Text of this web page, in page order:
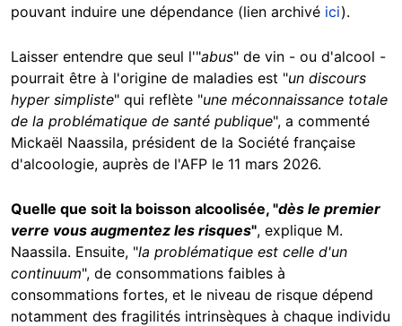
pouvant induire une dépendance (lien archivé ici).
Laisser entendre que seul l'"abus" de vin - ou d'alcool -
pourrait être à l'origine de maladies est "un discours
hyper simpliste" qui reflète "une méconnaissance totale
de la problématique de santé publique", a commenté
Mickaël Naassila, président de la Société française
d'alcoologie, auprès de l'AFP le 11 mars 2026.
Quelle que soit la boisson alcoolisée, "dès le premier
verre vous augmentez les risques", explique M.
Naassila. Ensuite, "la problématique est celle d'un
continuum", de consommations faibles à
consommations fortes, et le niveau de risque dépend
notamment des fragilités intrinsèques à chaque individu